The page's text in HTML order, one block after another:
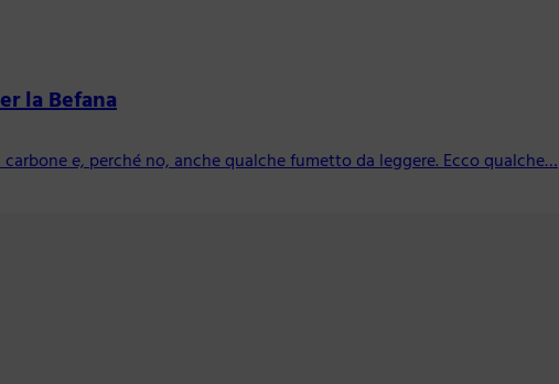
la Befana
e, perché no, anche qualche fumetto da leggere. Ecco qualche…